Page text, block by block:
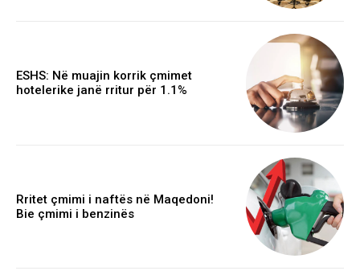
ESHS: Në muajin korrik çmimet
hotelerike janë rritur për 1.1%
Rritet çmimi i naftës në Maqedoni!
Bie çmimi i benzinës